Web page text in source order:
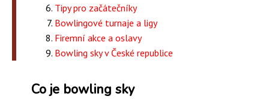
Tipy pro začátečníky
Bowlingové turnaje a ligy
Firemní akce a oslavy
Bowling sky v České republice
Co je bowling sky